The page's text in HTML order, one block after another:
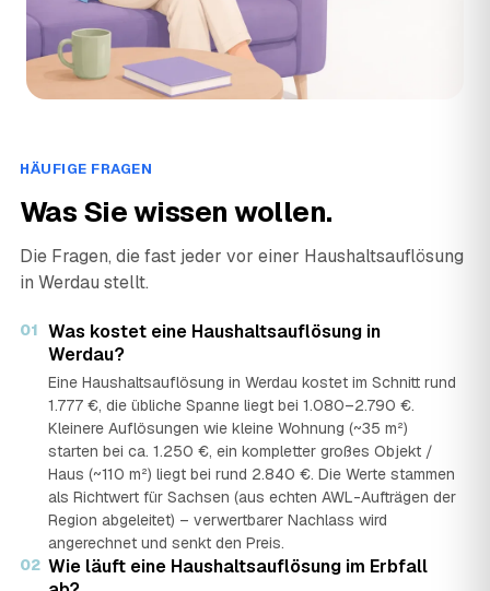
HÄUFIGE FRAGEN
Was Sie wissen wollen.
Die Fragen, die fast jeder vor einer Haushaltsauflösung
in Werdau stellt.
01 Was kostet eine Haushaltsauflösung in
Werdau?
Eine Haushaltsauflösung in Werdau kostet im Schnitt rund
1.777 €, die übliche Spanne liegt bei 1.080–2.790 €.
Kleinere Auflösungen wie kleine Wohnung (~35 m²)
starten bei ca. 1.250 €, ein kompletter großes Objekt /
Haus (~110 m²) liegt bei rund 2.840 €. Die Werte stammen
als Richtwert für Sachsen (aus echten AWL-Aufträgen der
Region abgeleitet) – verwertbarer Nachlass wird
angerechnet und senkt den Preis.
02 Wie läuft eine Haushaltsauflösung im Erbfall